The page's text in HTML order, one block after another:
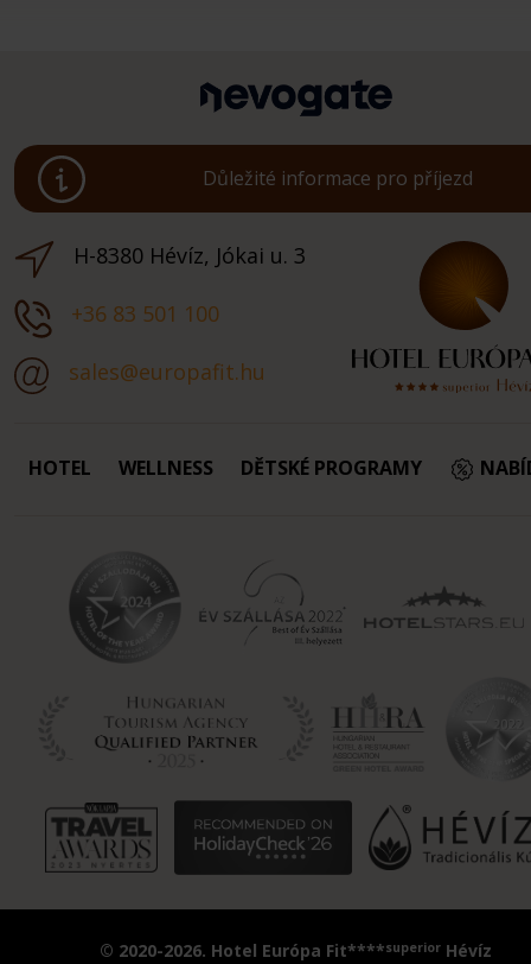
Důležité informace pro příjezd
H-8380 Hévíz, Jókai u. 3
+36 83 501 100
sales@europafit.hu
HOTEL WELLNESS DĚTSKÉ PROGRAMY
© 2020-2026. Hotel Európa Fit****superior Hévíz